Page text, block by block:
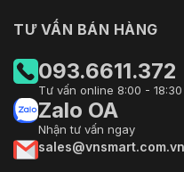
TƯ VẤN BÁN HÀNG
093.6611.372
Tư vấn online 8:00 - 18:30
Zalo OA
Nhận tư vấn ngay
sales@vnsmart.com.vn